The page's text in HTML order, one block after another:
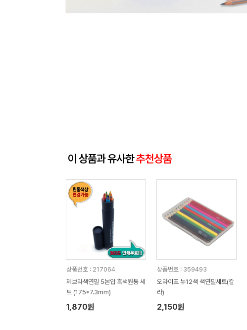
이 상품과 유사한추천상품
상품번호 : 217064
제브라색연필 5본입 흑색원통 세
트 (175*7.3mm)
1,870원
상품번호 : 359493
오라이프 뉴12색 색연필세트(칼
라)
2,150원